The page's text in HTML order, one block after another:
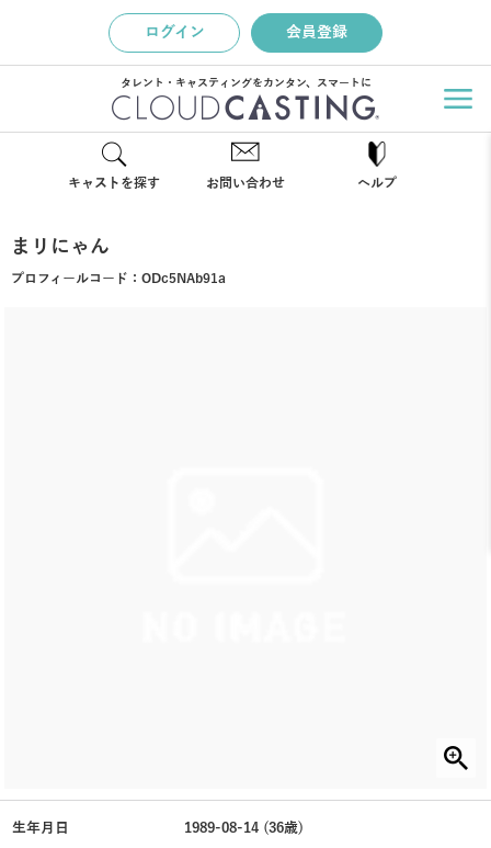
ログイン 会員登録
タレント・キャスティングをカンタン、スマートに
キャストを探す お問い合わせ ヘルプ
まリにゃん
プロフィールコード： ODc5NAb91a
生年月日
1989-08-14 (36歳)